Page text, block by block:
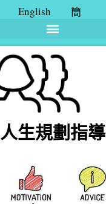
English 簡
人生規劃指導